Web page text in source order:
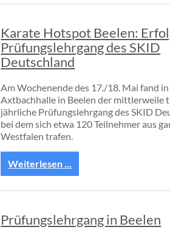
Karate Hotspot Beelen:
Prüfungslehrgang des SKID
Deutschland
Am Wochenende des 17./18. Mai fand
Axtbachhalle in Beelen der mittlerweile
jährliche Prüfungslehrgang des SKID
bei dem sich etwa 120 Teilnehmer aus
Westfalen trafen.
Weiterlesen ...
Prüfungslehrgang in Beelen